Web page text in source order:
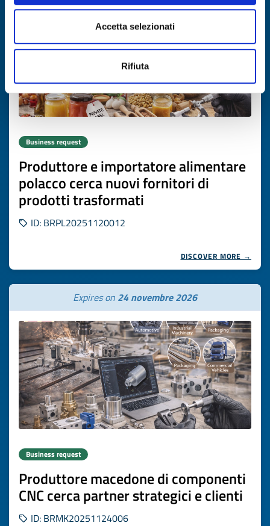
Accetta selezionati
Rifiuta
Business request
Produttore e importatore alimentare
polacco cerca nuovi fornitori di
prodotti trasformati
ID: BRPL20251120012
DISCOVER MORE →
Expires on 24 novembre 2026
Business request
Produttore macedone di componenti
CNC cerca partner strategici e clienti
ID: BRMK20251124006